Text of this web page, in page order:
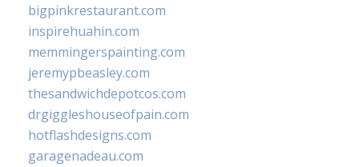
bigpinkrestaurant.com
inspirehuahin.com
memmingerspainting.com
jeremypbeasley.com
thesandwichdepotcos.com
drgiggleshouseofpain.com
hotflashdesigns.com
garagenadeau.com